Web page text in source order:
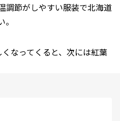
調節がしやすい服装で北海道
なってくると、次には紅葉